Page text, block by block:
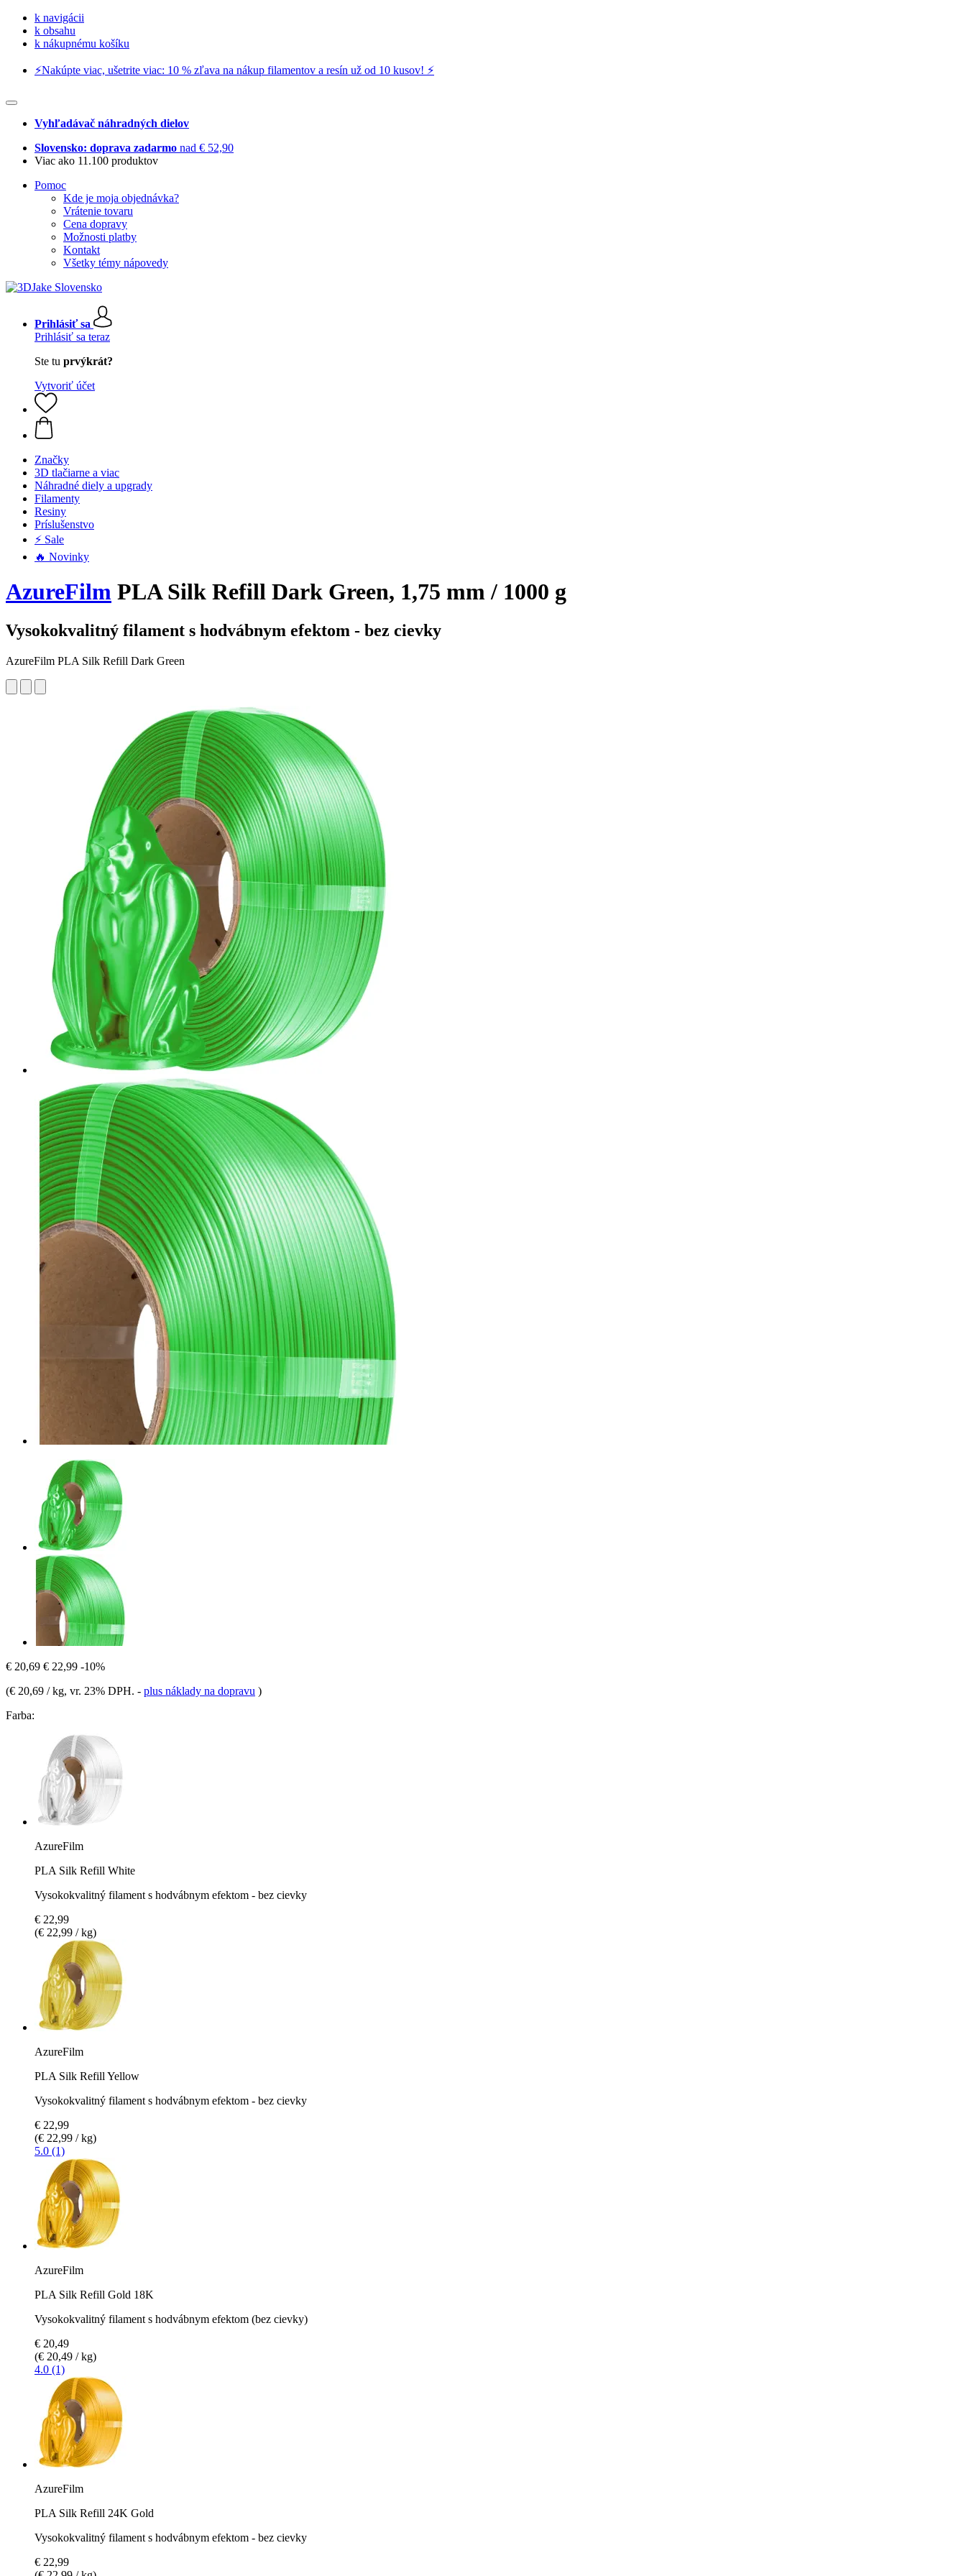
k navigácii
k obsahu
k nákupnému košíku
⚡️Nakúpte viac, ušetrite viac: 10 % zľava na nákup filamentov a resín už od 10 kusov! ⚡️
Vyhľadávač náhradných dielov
Slovensko: doprava zadarmo nad € 52,90
Viac ako 11.100 produktov
Pomoc
Kde je moja objednávka?
Vrátenie tovaru
Cena dopravy
Možnosti platby
Kontakt
Všetky témy nápovedy
Prihlásiť sa
Prihlásiť sa teraz
Ste tu prvýkrát?
Vytvoriť účet
Značky
3D tlačiarne a viac
Náhradné diely a upgrady
Filamenty
Resiny
Príslušenstvo
⚡ Sale
🔥 Novinky
AzureFilm PLA Silk Refill Dark Green, 1,75 mm / 1000 g
Vysokokvalitný filament s hodvábnym efektom - bez cievky
AzureFilm PLA Silk Refill Dark Green
€ 20,69 € 22,99 -10%
(€ 20,69 / kg, vr. 23% DPH. - plus náklady na dopravu )
Farba:
AzureFilm
PLA Silk Refill White
Vysokokvalitný filament s hodvábnym efektom - bez cievky
€ 22,99
(€ 22,99 / kg)
AzureFilm
PLA Silk Refill Yellow
Vysokokvalitný filament s hodvábnym efektom - bez cievky
€ 22,99
(€ 22,99 / kg)
5.0 (1)
AzureFilm
PLA Silk Refill Gold 18K
Vysokokvalitný filament s hodvábnym efektom (bez cievky)
€ 20,49
(€ 20,49 / kg)
4.0 (1)
AzureFilm
PLA Silk Refill 24K Gold
Vysokokvalitný filament s hodvábnym efektom - bez cievky
€ 22,99